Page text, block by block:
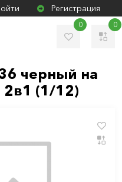
Регистрация
0 0
черный на
2в1 (1/12)